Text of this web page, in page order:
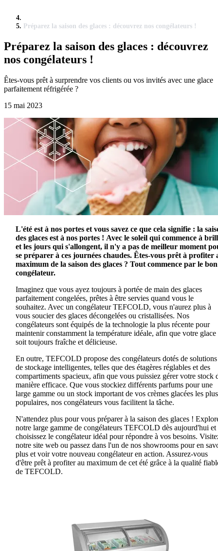
Préparez la saison des glaces : découvrez nos congélateurs !
Préparez la saison des glaces : découvrez
nos congélateurs !
Êtes-vous prêt à surprendre vos clients ou vos invités avec une glace
parfaitement réfrigérée ?
15 mai 2023
L'été est à nos portes et vous savez ce que cela signifie : la
des glaces est à nos portes ! Avec le soleil qui commence à
et les jours qui s'allongent, il n'y a pas de meilleur moment
se préparer à ces journées chaudes. Êtes-vous prêt à profiter
maximum de la saison des glaces ? Tout commence par le bon
congélateur.
Imaginez que vous ayez toujours à portée de main des glaces
parfaitement congelées, prêtes à être servies quand vous le
souhaitez. Avec un congélateur TEFCOLD, vous n'aurez plus à
vous soucier des glaces décongelées ou cristallisées. Nos
congélateurs sont équipés de la technologie la plus récente pour
maintenir constamment la température idéale, afin que votre glace
soit toujours fraîche et délicieuse.
En outre, TEFCOLD propose des congélateurs dotés de solutions
de stockage intelligentes, telles que des étagères réglables et des
compartiments spacieux, afin que vous puissiez gérer votre stock
manière efficace. Que vous stockiez différents parfums pour une
large gamme ou un stock important de vos crèmes glacées les plus
populaires, nos congélateurs vous facilitent la tâche.
N'attendez plus pour vous préparer à la saison des glaces !
notre large gamme de congélateurs TEFCOLD dès aujourd'hui et
choisissez le congélateur idéal pour répondre à vos besoins.
notre site web ou passez dans l'un de nos showrooms pour en
plus et voir votre nouveau congélateur en action. Assurez-vous
d'être prêt à profiter au maximum de cet été grâce à la qualité
de TEFCOLD.